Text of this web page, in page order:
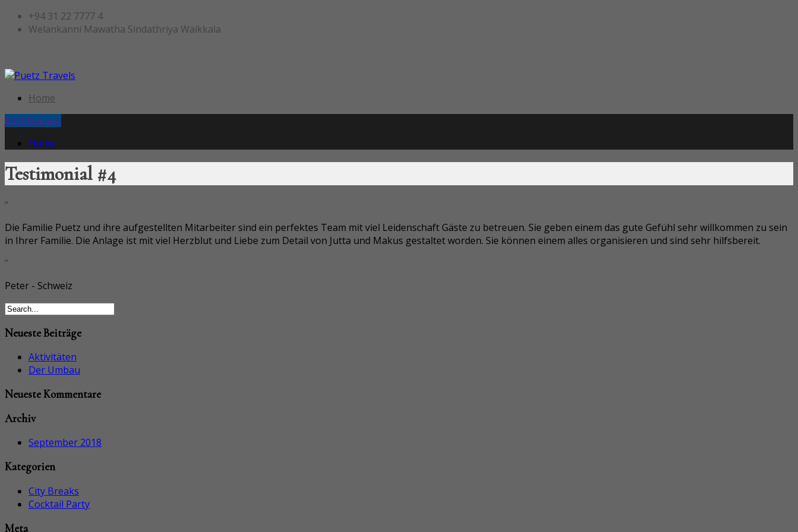
+94 31 22 7777 4
Welankanni Mawatha Sindathriya Waikkala
Home
Jetzt Buchen
Home
Testimonial #4
“
Die Familie Puetz und ihre aufgestellten Mitarbeiter sind ein perfektes Team mit viel Leidenschaft Gäste zu betreuen. Sie geben einem das gute Gefühl sehr willkommen zu sein
in Ihrer Familie. Die Anlage ist mit viel Herzblut und Liebe zum Detail von Jutta und Makus gestaltet worden. Sie können einem alles organisieren und sind sehr hilfsbereit.
”
Peter - Schweiz
Neueste Beiträge
Aktivitäten
Der Umbau
Neueste Kommentare
Archiv
September 2018
Kategorien
City Breaks
Cocktail Party
Meta